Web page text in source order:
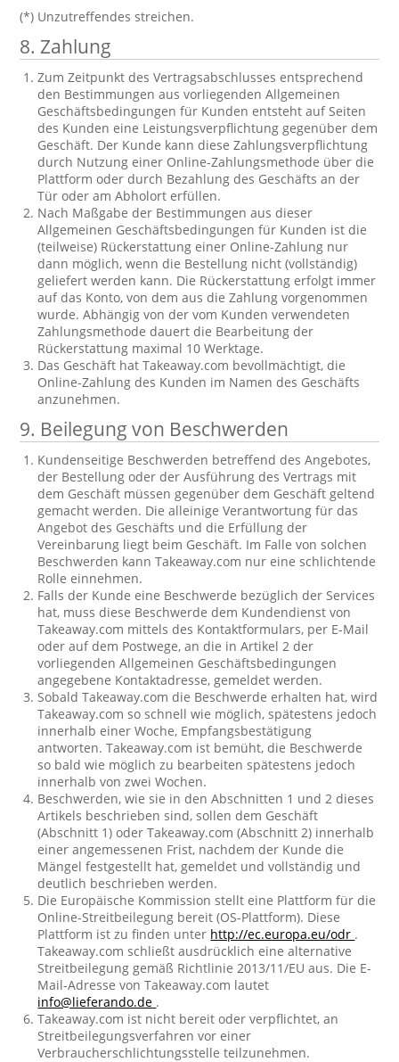
(*) Unzutreffendes streichen.
8. Zahlung
Zum Zeitpunkt des Vertragsabschlusses entsprechend
den Bestimmungen aus vorliegenden Allgemeinen
Geschäftsbedingungen für Kunden entsteht auf Seiten
des Kunden eine Leistungsverpflichtung gegenüber dem
Geschäft. Der Kunde kann diese Zahlungsverpflichtung
durch Nutzung einer Online-Zahlungsmethode über die
Plattform oder durch Bezahlung des Geschäfts an der
Tür oder am Abholort erfüllen.
Nach Maßgabe der Bestimmungen aus dieser
Allgemeinen Geschäftsbedingungen für Kunden ist die
(teilweise) Rückerstattung einer Online-Zahlung nur
dann möglich, wenn die Bestellung nicht (vollständig)
geliefert werden kann. Die Rückerstattung erfolgt immer
auf das Konto, von dem aus die Zahlung vorgenommen
wurde. Abhängig von der vom Kunden verwendeten
Zahlungsmethode dauert die Bearbeitung der
Rückerstattung maximal 10 Werktage.
Das Geschäft hat Takeaway.com bevollmächtigt, die
Online-Zahlung des Kunden im Namen des Geschäfts
anzunehmen.
9. Beilegung von Beschwerden
Kundenseitige Beschwerden betreffend des Angebotes,
der Bestellung oder der Ausführung des Vertrags mit
dem Geschäft müssen gegenüber dem Geschäft geltend
gemacht werden. Die alleinige Verantwortung für das
Angebot des Geschäfts und die Erfüllung der
Vereinbarung liegt beim Geschäft. Im Falle von solchen
Beschwerden kann Takeaway.com nur eine schlichtende
Rolle einnehmen.
Falls der Kunde eine Beschwerde bezüglich der Services
hat, muss diese Beschwerde dem Kundendienst von
Takeaway.com mittels des Kontaktformulars, per E-Mail
oder auf dem Postwege, an die in Artikel 2 der
vorliegenden Allgemeinen Geschäftsbedingungen
angegebene Kontaktadresse, gemeldet werden.
Sobald Takeaway.com die Beschwerde erhalten hat, wird
Takeaway.com so schnell wie möglich, spätestens jedoch
innerhalb einer Woche, Empfangsbestätigung
antworten. Takeaway.com ist bemüht, die Beschwerde
so bald wie möglich zu bearbeiten spätestens jedoch
innerhalb von zwei Wochen.
Beschwerden, wie sie in den Abschnitten 1 und 2 dieses
Artikels beschrieben sind, sollen dem Geschäft
(Abschnitt 1) oder Takeaway.com (Abschnitt 2) innerhalb
einer angemessenen Frist, nachdem der Kunde die
Mängel festgestellt hat, gemeldet und vollständig und
deutlich beschrieben werden.
Die Europäische Kommission stellt eine Plattform für die
Online-Streitbeilegung bereit (OS-Plattform). Diese
Plattform ist zu finden unter http://ec.europa.eu/odr .
Takeaway.com schließt ausdrücklich eine alternative
Streitbeilegung gemäß Richtlinie 2013/11/EU aus. Die E-
Mail-Adresse von Takeaway.com lautet
info@lieferando.de .
Takeaway.com ist nicht bereit oder verpflichtet, an
Streitbeilegungsverfahren vor einer
Verbraucherschlichtungsstelle teilzunehmen.